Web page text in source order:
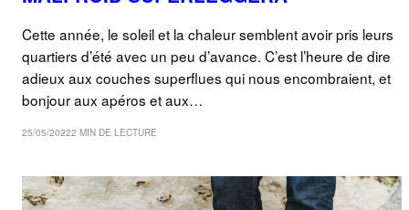
Cette année, le soleil et la chaleur semblent avoir pris leurs
quartiers d’été avec un peu d’avance. C’est l’heure de dire
adieux aux couches superflues qui nous encombraient, et
bonjour aux apéros et aux…
25/05/20222 MIN DE LECTURE